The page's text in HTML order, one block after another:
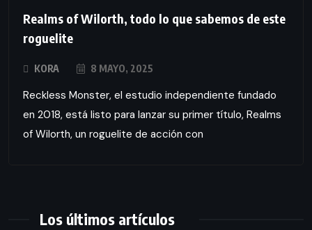
Realms of Wilorth, todo lo que sabemos de este
roguelite
KORA 8 MAYO, 2025
Reckless Monster, el estudio independiente fundado
en 2018, está listo para lanzar su primer título, Realms
of Wilorth, un roguelite de acción con
Los últimos artículos